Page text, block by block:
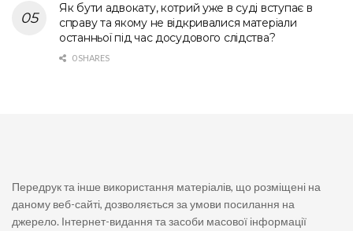
Як бути адвокату, котрий уже в суді вступає в
справу та якому не відкривалися матеріали
останньої під час досудового слідства?
0 SHARES
Передрук та інше використання матеріалів, що розміщені на
даному веб-сайті, дозволяється за умови посилання на
джерело. Інтернет-видання та засоби масової інформації